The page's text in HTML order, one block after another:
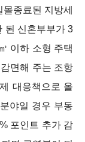
종료된 지방세
된 신혼부부가 3
이하 소형 주택
면해 주는 조항
대응책으로 올
야일 경우 부동
포인트 추가 감